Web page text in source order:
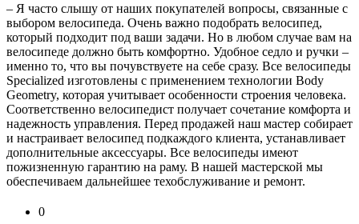
– Я часто слышу от наших покупателей вопросы, связанные с
выбором велосипеда. Очень важно подобрать велосипед,
который подходит под ваши задачи. Но в любом случае вам на
велосипеде должно быть комфортно. Удобное седло и ручки –
именно то, что вы почувствуете на себе сразу. Все велосипеды
Specialized изготовлены с применением технологии Body
Geometry, которая учитывает особенности строения человека.
Соответственно велосипедист получает сочетание комфорта и
надежность управления. Перед продажей наш мастер собирает
и настраивает велосипед подкаждого клиента, устанавливает
дополнительные аксессуары. Все велосипеды имеют
пожизненную гарантию на раму. В нашей мастерской мы
обеспечиваем дальнейшее техобслуживание и ремонт.
0